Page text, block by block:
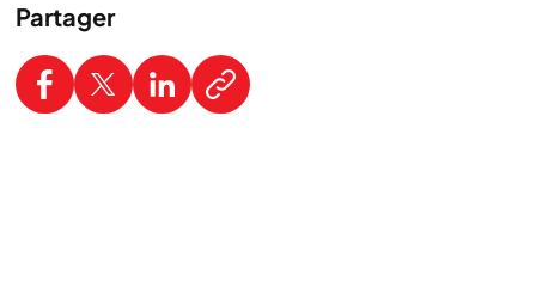
Partager